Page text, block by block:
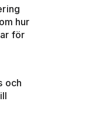
hur
för
och